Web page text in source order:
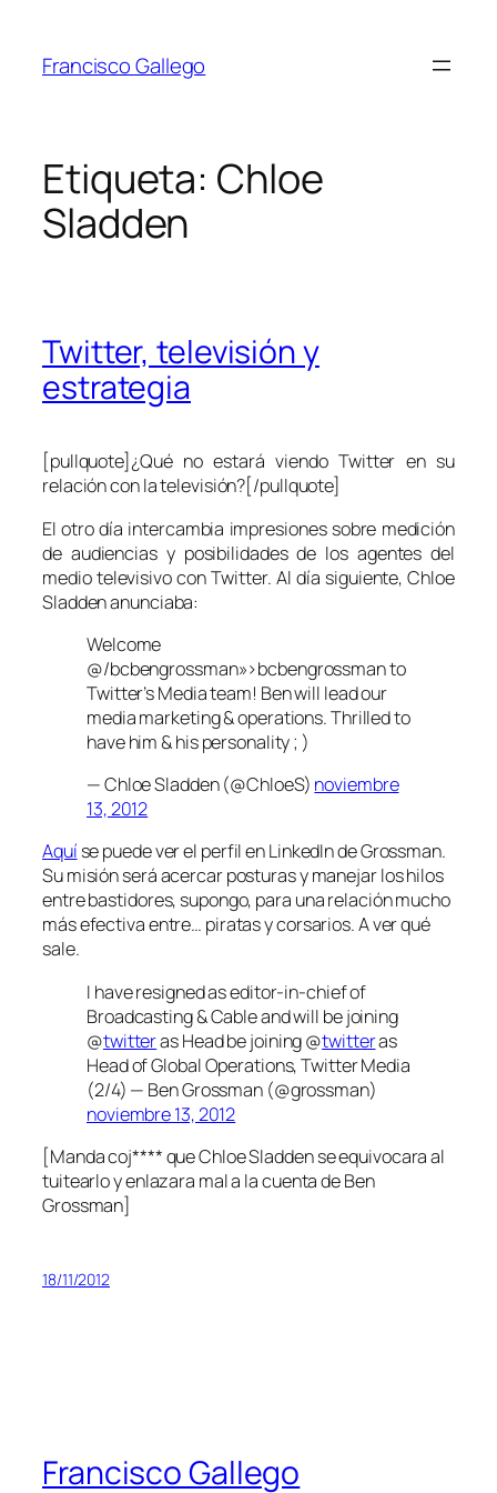
contenido
Francisco Gallego
Etiqueta: Chloe
Sladden
Twitter, televisión y
estrategia
[pullquote]¿Qué no estará viendo Twitter en su
relación con la televisión?[/pullquote]
El otro día intercambia impresiones sobre medición
de audiencias y posibilidades de los agentes del
medio televisivo con Twitter. Al día siguiente, Chloe
Sladden anunciaba:
Welcome
@/bcbengrossman»>bcbengrossman to
Twitter’s Media team! Ben will lead our
media marketing & operations. Thrilled to
have him & his personality ; )
— Chloe Sladden (@ChloeS) noviembre
13, 2012
Aquí se puede ver el perfil en LinkedIn de Grossman.
Su misión será acercar posturas y manejar los hilos
entre bastidores, supongo, para una relación mucho
más efectiva entre… piratas y corsarios. A ver qué
sale.
I have resigned as editor-in-chief of
Broadcasting & Cable and will be joining
@twitteras Head be joining @twitteras
Head of Global Operations, Twitter Media
(2/4) — Ben Grossman (@grossman)
noviembre 13, 2012
[Manda coj**** que Chloe Sladden se equivocara al
tuitearlo y enlazara mal a la cuenta de Ben
Grossman]
18/11/2012
Francisco Gallego